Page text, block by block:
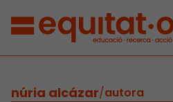
núria alcázar/autora